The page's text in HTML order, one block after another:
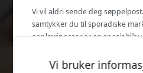
Vi bruker
Vi vil aldri sende deg
samtykker du til sporadiske
opplæringsserier og
Nei, jeg vil heller